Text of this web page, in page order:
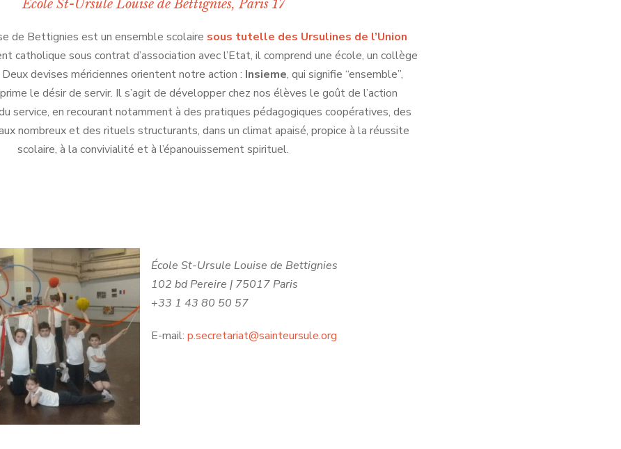
École St-Ursule Louise de Bettignies, Paris 17
de Bettignies est un ensemble scolaire sous tutelle des Ursulines de l’Union
catholique sous contrat d’association avec l’Etat, il comprend une école, un collège
devises mériciennes orientent notre action : Insieme, qui signifie “ensemble”,
le désir de servir. Il s’agit de développer chez nos élèves le goût de l’action
service, en recourant notamment à des pratiques pédagogiques coopératives, des
nombreux et des rituels structurants, dans un climat apaisé, propice à la réussite
scolaire, à la convivialité et à l’épanouissement spirituel.
École St-Ursule Louise de Bettignies
102 bd Pereire | 75017 Paris
+33 1 43 80 50 57
E-mail: p.secretariat@sainteursule.org